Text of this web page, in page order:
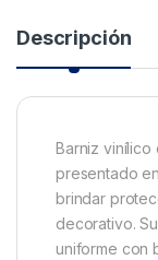
Descripción
Barniz vinílico
presentado
brindar
decorativo.
uniforme con